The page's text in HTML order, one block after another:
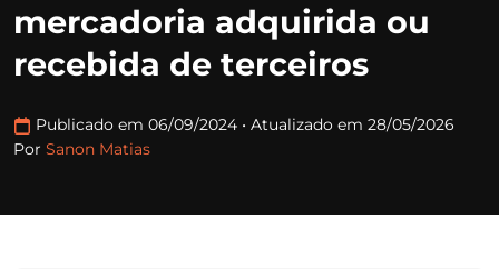
mercadoria adquirida ou
recebida de terceiros
Publicado em 06/09/2024 • Atualizado em 28/05/2026
Por Sanon Matias